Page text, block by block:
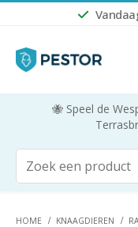
🐝 Speel de
HOME KNAAGDIEREN